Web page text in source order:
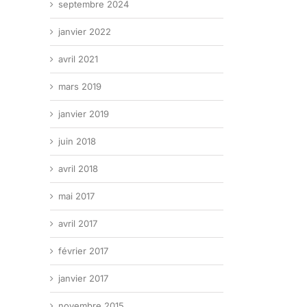
septembre 2024
janvier 2022
avril 2021
mars 2019
janvier 2019
juin 2018
avril 2018
mai 2017
avril 2017
février 2017
janvier 2017